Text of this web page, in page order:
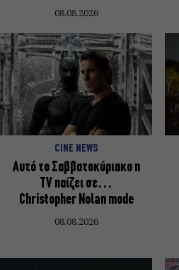
08.08.2026
CINE NEWS
Αυτό το Σαββατοκύριακο η
TV παίζει σε…
Christopher Nolan mode
08.08.2026